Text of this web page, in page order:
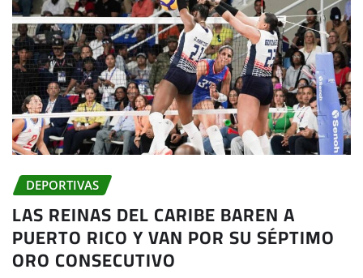
DEPORTIVAS
LAS REINAS DEL CARIBE BAREN A
PUERTO RICO Y VAN POR SU SÉPTIMO
ORO CONSECUTIVO